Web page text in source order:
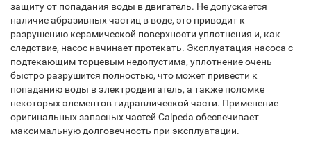
защиту от попадания воды в двигатель. Не допускается
наличие абразивных частиц в воде, это приводит к
разрушению керамической поверхности уплотнения и, как
следствие, насос начинает протекать. Эксплуатация насоса с
подтекающим торцевым недопустима, уплотнение очень
быстро разрушится полностью, что может привести к
попаданию воды в электродвигатель, а также поломке
некоторых элементов гидравлической части. Применение
оригинальных запасных частей Calpeda обеспечивает
максимальную долговечность при эксплуатации.